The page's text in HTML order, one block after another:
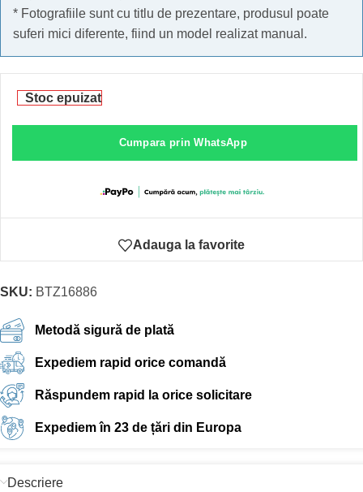
* Fotografiile sunt cu titlu de prezentare, produsul poate
suferi mici diferente, fiind un model realizat manual.
Stoc epuizat
Cumpara prin WhatsApp
Adauga la favorite
SKU: BTZ16886
Metodă sigură de plată
Expediem rapid orice comandă
Răspundem rapid la orice solicitare
Expediem în 23 de țări din Europa
Descriere